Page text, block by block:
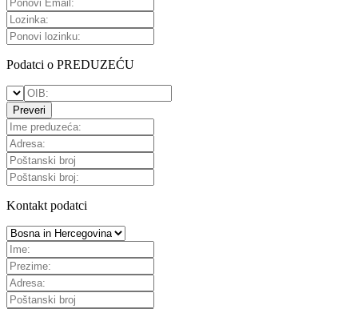
Podatci o PREDUZEĆU
Preveri
Kontakt podatci